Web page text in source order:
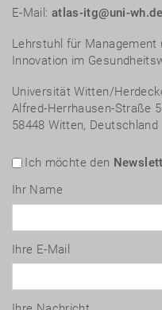
E-Mail: atlas-itg@uni-wh.de
Lehrstuhl für Management
Innovation im
Universität Witten/
Alfred-Herrhausen-Straße
58448 Witten, Deutschland
Ich möchte den
Ihr Name
Ihre E-Mail